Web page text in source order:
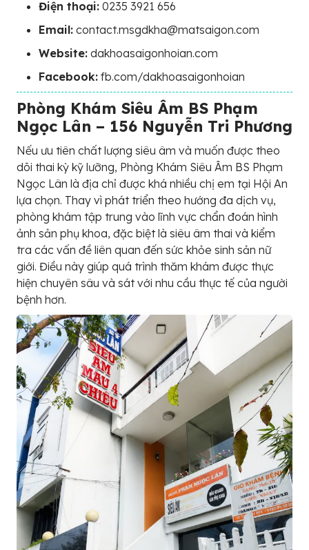
Điện thoại: 0235 3921 656
Email: contact.msgdkha@matsaigon.com
Website: dakhoasaigonhoian.com
Facebook: fb.com/dakhoasaigonhoian
Phòng Khám Siêu Âm BS Phạm
Ngọc Lân – 156 Nguyễn Tri Phương
Nếu ưu tiên chất lượng siêu âm và muốn được theo
dõi thai kỳ kỹ lưỡng, Phòng Khám Siêu Âm BS Phạm
Ngọc Lân là địa chỉ được khá nhiều chị em tại Hội An
lựa chọn. Thay vì phát triển theo hướng đa dịch vụ,
phòng khám tập trung vào lĩnh vực chẩn đoán hình
ảnh sản phụ khoa, đặc biệt là siêu âm thai và kiểm
tra các vấn đề liên quan đến sức khỏe sinh sản nữ
giới. Điều này giúp quá trình thăm khám được thực
hiện chuyên sâu và sát với nhu cầu thực tế của người
bệnh hơn.